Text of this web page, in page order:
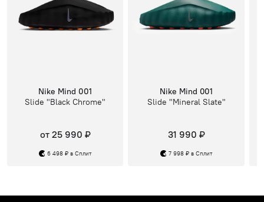
Nike Mind 001
Slide "Black Chrome"
от 25 990 ₽
6 498 ₽ в Сплит
Nike Mind 001
Slide "Mineral Slate"
31 990 ₽
7 998 ₽ в Сплит